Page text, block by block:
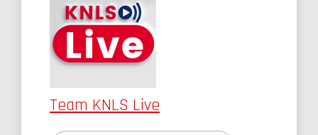
Team KNLS Live